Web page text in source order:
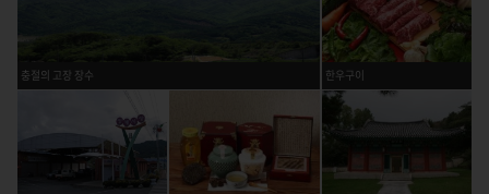
한우구이
충절의 고장 장수